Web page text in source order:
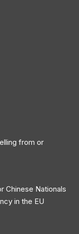
from or
Chinese Nationals
in the EU